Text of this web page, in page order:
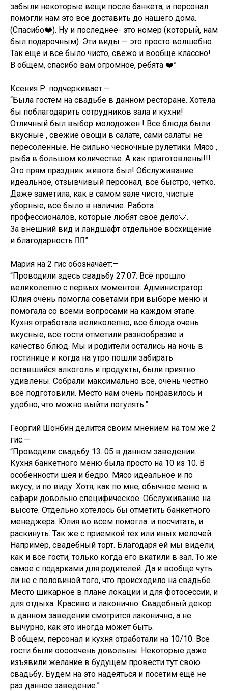
забыли некоторые вещи после банкета, и персонал
помогли нам это все доставить до нашего дома.
(Спасибо❤️). Ну и последнее- это номер (который, нам
был подарочным). Эти виды — это просто волшебно.
Так еще и все было чисто, свежо и вообще классно!
В общем, спасибо вам огромное, ребята ❤️”
Ксения Р. подчеркивает:—
“Была гостем на свадьбе в данном ресторане. Хотела
бы поблагодарить сотрудников зала и кухни!
Отличный был выбор молодожен ! Все блюда были
вкусные , свежие овощи в салате, сами салаты не
пересоленные. Не сильно чесночные рулетики. Мясо ,
рыба в большом количестве. А как приготовлены!!!
Это прям праздник живота был! Обслуживание
идеальное, отзывчивый персонал, все быстро, четко.
Даже заметила, как в самом зале чисто, чистые
уборные, все было в наличие. Работа
профессионалов, которые любят свое дело🤎.
За внешний вид и ландшафт отдельное восхищение
и благодарность 👍🏼”
Мария на 2 гис обозначает:—
“Проводили здесь свадьбу 27.07. Всё прошло
великолепно с первых моментов. Администратор
Юлия очень помогла советами при выборе меню и
помогала со всеми вопросами на каждом этапе.
Кухня отработала великолепно, все блюда очень
вкусные, все гости отметили разнообразие и
качество блюд. Мы и родители остались на ночь в
гостинице и когда на утро пошли забирать
оставшийся алкоголь и продукты, были приятно
удивлены. Собрали максимально всё, очень честно
всё подготовили. Место нам очень понравилось и
удобно, что можно выйти погулять.”
​Георгий Шонбин делится своим мнением на том же 2
гис:—
“Проводили свадьбу 13. 05 в данном заведении.
Кухня банкетного меню была просто на 10 из 10. В
особенности шея и бедро. Мясо идеальное и по
вкусу, и по виду. Хотя, как по мне, обычное меню в
сафари довольно специфическое. Обслуживание на
высоте. Отдельно хотелось бы отметить банкетного
менеджера. Юлия во всем помогла: и посчитать, и
раскинуть. Так же с приемкой тех или иных мелочей.
Например, свадебный торт. Благодаря ей мы видели,
как и все гости, только когда его вкатили в зал. То же
самое с подарками для родителей. Да и вообще чуть
ли не с половиной того, что происходило на свадьбе.
Место шикарное в плане локации и для фотосессии, и
для отдыха. Красиво и лаконично. Свадебный декор
в данном заведении смотрится лаконично, а не
вычурно, как это иногда может быть.
В общем, персонал и кухня отработали на 10/10. Все
гости были ооооочень довольны. Некоторые даже
изъявили желание в будущем провести тут свою
свадьбу. Будем на это надеяться и посетим ещё не
раз данное заведение.”